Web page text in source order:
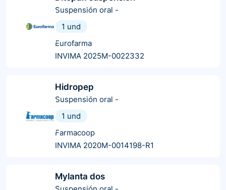
Suspensión oral -
1 und
Eurofarma
INVIMA 2025M-0022332
Hidropep
Suspensión oral -
1 und
Farmacoop
INVIMA 2020M-0014198-R1
Mylanta dos